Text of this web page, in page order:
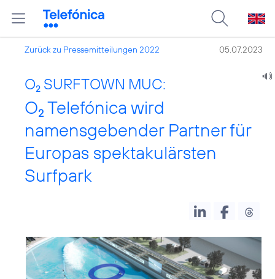
Zurück zu Pressemitteilungen 2022 05.07.2023
O2 SURFTOWN MUC:
O2 Telefónica wird
namensgebender Partner für
Europas spektakulärsten
Surfpark